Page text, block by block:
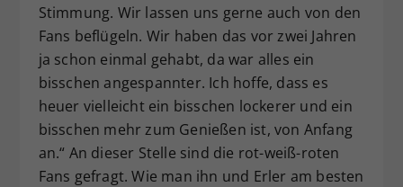
Stimmung. Wir lassen uns gerne auch von den
Fans beflügeln. Wir haben das vor zwei Jahren
ja schon einmal gehabt, da war alles ein
bisschen angespannter. Ich hoffe, dass es
heuer vielleicht ein bisschen lockerer und ein
bisschen mehr zum Genießen ist, von Anfang
an.“ An dieser Stelle sind die rot-weiß-roten
Fans gefragt. Wie man ihn und Erler am besten